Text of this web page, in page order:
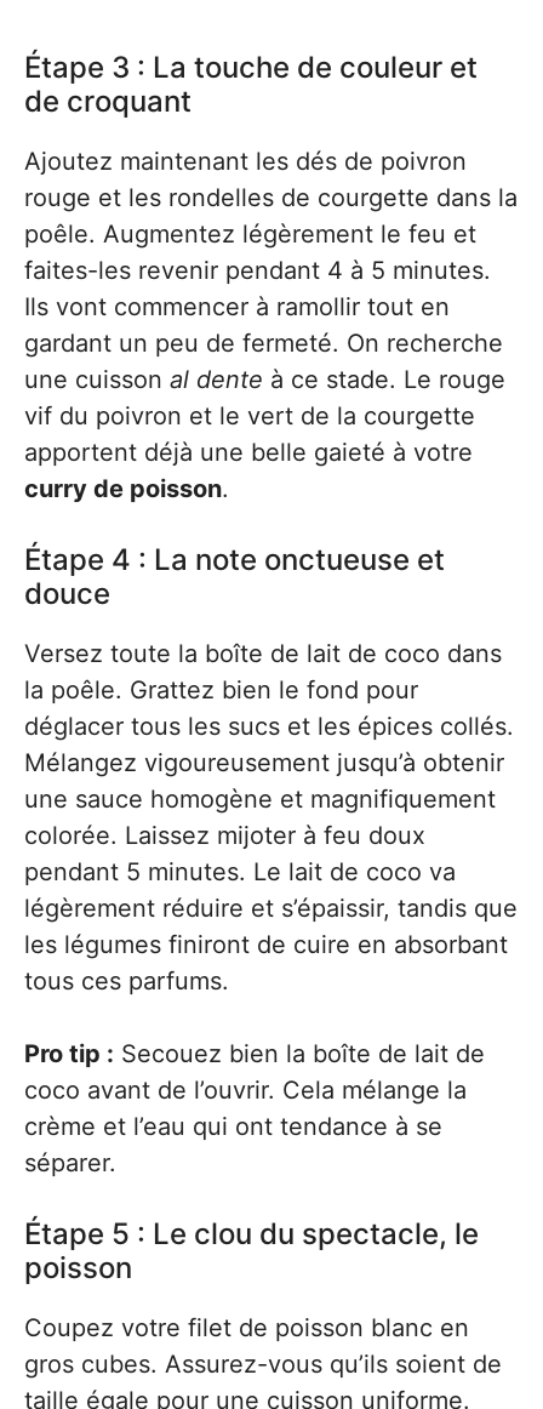
Étape 3 : La touche de couleur et
de croquant
Ajoutez maintenant les dés de poivron
rouge et les rondelles de courgette dans la
poêle. Augmentez légèrement le feu et
faites-les revenir pendant 4 à 5 minutes.
Ils vont commencer à ramollir tout en
gardant un peu de fermeté. On recherche
une cuisson al dente à ce stade. Le rouge
vif du poivron et le vert de la courgette
apportent déjà une belle gaieté à votre
curry de poisson.
Étape 4 : La note onctueuse et
douce
Versez toute la boîte de lait de coco dans
la poêle. Grattez bien le fond pour
déglacer tous les sucs et les épices collés.
Mélangez vigoureusement jusqu’à obtenir
une sauce homogène et magnifiquement
colorée. Laissez mijoter à feu doux
pendant 5 minutes. Le lait de coco va
légèrement réduire et s’épaissir, tandis que
les légumes finiront de cuire en absorbant
tous ces parfums.
Pro tip : Secouez bien la boîte de lait de
coco avant de l’ouvrir. Cela mélange la
crème et l’eau qui ont tendance à se
séparer.
Étape 5 : Le clou du spectacle, le
poisson
Coupez votre filet de poisson blanc en
gros cubes. Assurez-vous qu’ils soient de
taille égale pour une cuisson uniforme.